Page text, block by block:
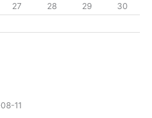
27 28 29
30
11